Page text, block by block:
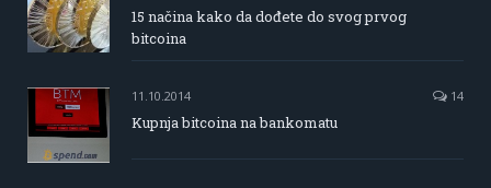
15 načina kako da dođete do svog prvog
bitcoina
11.10.2014 14
Kupnja bitcoina na bankomatu